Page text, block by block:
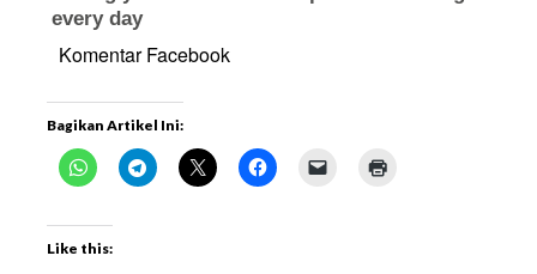
Komentar Facebook
Bagikan Artikel Ini:
Like this: